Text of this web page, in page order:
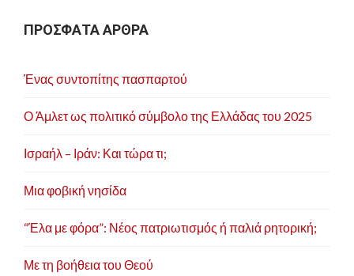
θ
ω
ν
ΠΡΟΣΦΑΤΑ ΑΡΘΡΑ
Ένας συντοπίτης πασπαρτού
Ο Άμλετ ως πολιτικό σύμβολο της Ελλάδας του 2025
Ισραήλ – Ιράν: Και τώρα τι;
Μια φοβική νησίδα
“Έλα με φόρα”: Νέος πατριωτισμός ή παλιά ρητορική;
Με τη βοήθεια του Θεού